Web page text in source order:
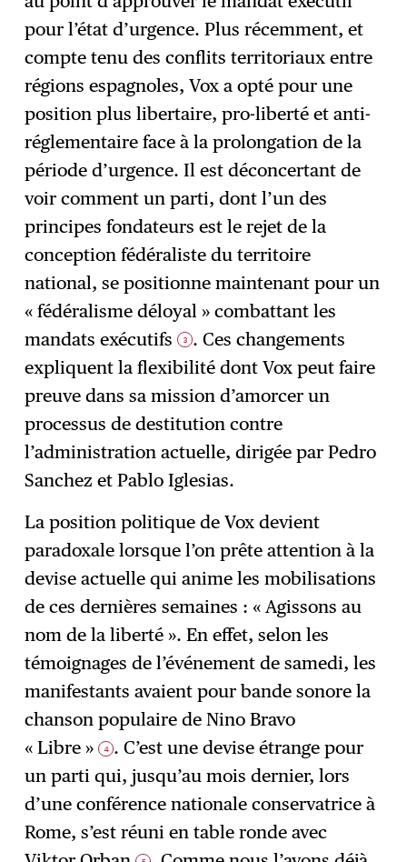
pour l’état d’urgence. Plus récemment, et
compte tenu des conflits territoriaux entre
régions espagnoles, Vox a opté pour une
position plus libertaire, pro-liberté et anti-
réglementaire face à la prolongation de la
période d’urgence. Il est déconcertant de
voir comment un parti, dont l’un des
principes fondateurs est le rejet de la
conception fédéraliste du territoire
national, se positionne maintenant pour un
« fédéralisme déloyal » combattant les
mandats exécutifs 3 . Ces changements
expliquent la flexibilité dont Vox peut faire
preuve dans sa mission d’amorcer un
processus de destitution contre
l’administration actuelle, dirigée par Pedro
Sanchez et Pablo Iglesias.
La position politique de Vox devient
paradoxale lorsque l’on prête attention à la
devise actuelle qui anime les mobilisations
de ces dernières semaines : « Agissons au
nom de la liberté ». En effet, selon les
témoignages de l’événement de samedi, les
manifestants avaient pour bande sonore la
chanson populaire de Nino Bravo
« Libre » 4 . C’est une devise étrange pour
un parti qui, jusqu’au mois dernier, lors
d’une conférence nationale conservatrice à
Rome, s’est réuni en table ronde avec